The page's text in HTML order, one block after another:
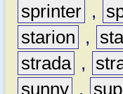
sprinter ,
starion
,
strada ,
sunny ,